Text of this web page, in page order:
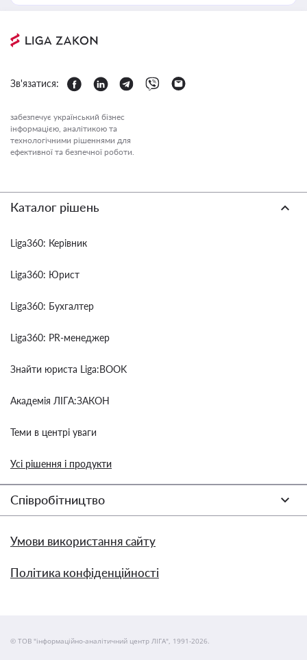
Зв'язатися:
забезпечує український бізнес
інформацією, аналітикою та
технологічними рішеннями для
ефективної та безпечної роботи.
Каталог рішень
Liga360: Керівник
Liga360: Юрист
Liga360: Бухгалтер
Liga360: PR-менеджер
Знайти юриста Liga:BOOK
Академія ЛІГА:ЗАКОН
Теми в центрі уваги
Усі рішення і продукти
Співробітництво
Умови використання сайту
Політика конфіденційності
© ТОВ "інформаційно-аналітичний центр ЛІГА", 1991-2026.